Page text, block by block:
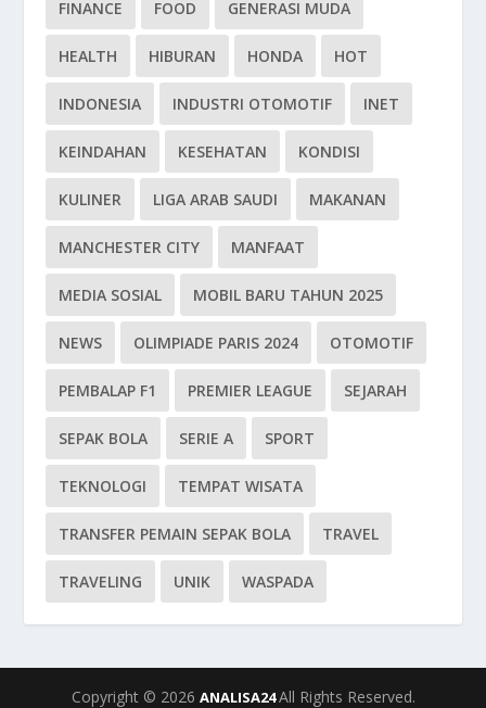
FINANCE FOOD GENERASI MUDA
HEALTH HIBURAN HONDA HOT
INDONESIA INDUSTRI OTOMOTIF INET
KEINDAHAN KESEHATAN KONDISI
KULINER LIGA ARAB SAUDI MAKANAN
MANCHESTER CITY MANFAAT
MEDIA SOSIAL MOBIL BARU TAHUN 2025
NEWS OLIMPIADE PARIS 2024 OTOMOTIF
PEMBALAP F1 PREMIER LEAGUE SEJARAH
SEPAK BOLA SERIE A SPORT
TEKNOLOGI TEMPAT WISATA
TRANSFER PEMAIN SEPAK BOLA TRAVEL
TRAVELING UNIK WASPADA
Copyright © 2026 ANALISA24All Rights Reserved.